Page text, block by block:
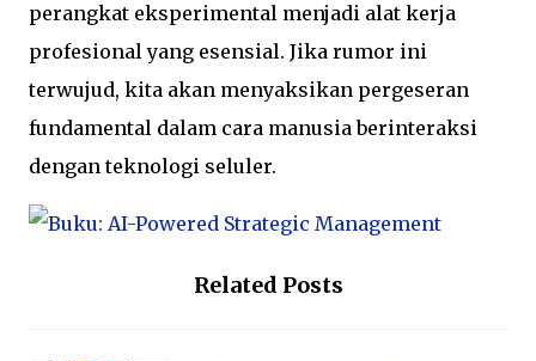
perangkat eksperimental menjadi alat kerja
profesional yang esensial. Jika rumor ini
terwujud, kita akan menyaksikan pergeseran
fundamental dalam cara manusia berinteraksi
dengan teknologi seluler.
Related Posts